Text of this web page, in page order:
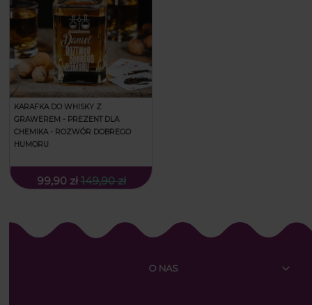
KARAFKA DO WHISKY Z
GRAWEREM - PREZENT DLA
CHEMIKA - ROZWÓR DOBREGO
HUMORU
99,90 zł 149,90 zł
O NAS